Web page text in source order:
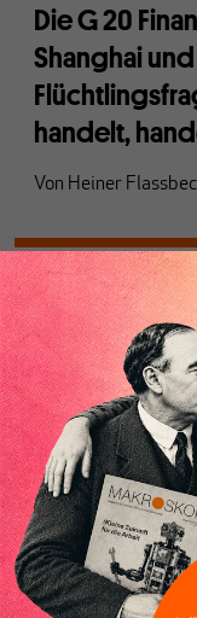
Die G 20
Shanghai
handelt,
Von Heiner
ARBEIT
Helikopter- ,
VonWerner
EU
2016 –
Banken? Teil 2